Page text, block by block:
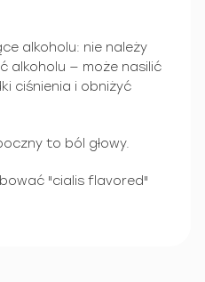
alkoholu: nie należy
alkoholu — może nasilić
ciśnienia i obniżyć
to ból głowy.
"cialis flavored"